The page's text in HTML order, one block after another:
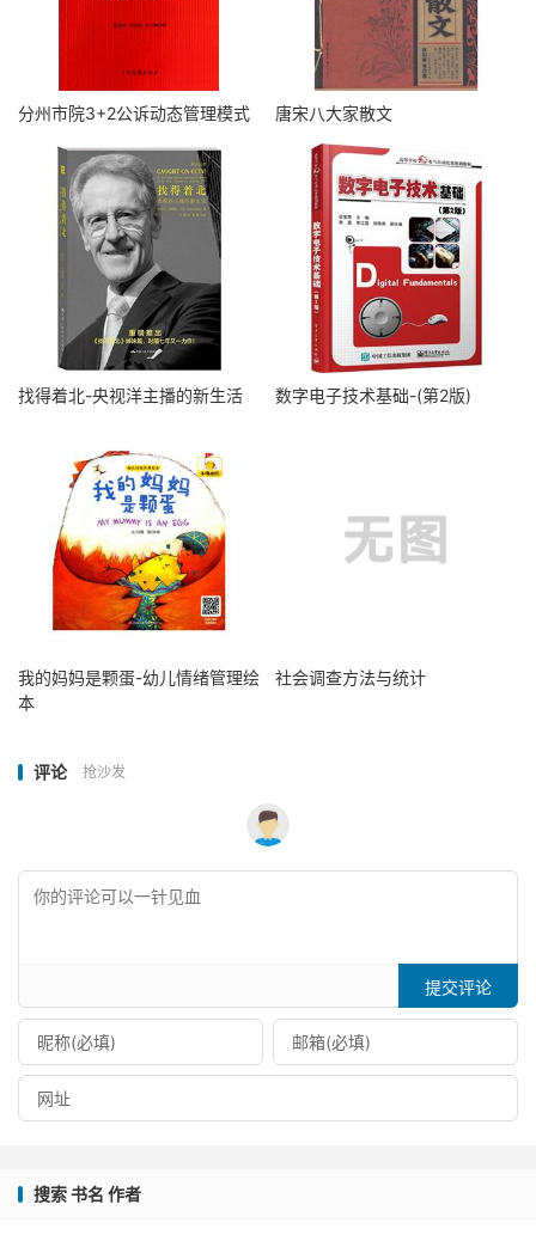
分州市院3+2公诉动态管理模式 唐宋八大家散文
找得着北-央视洋主播的新生活 数字电子技术基础-(第2版)
我的妈妈是颗蛋-幼儿情绪管理绘
本
社会调查方法与统计
评论 抢沙发
提交评论
搜索 书名 作者